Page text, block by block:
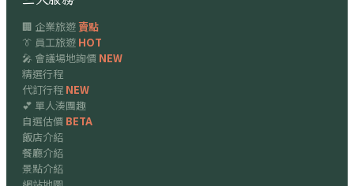
🏢 企業旅遊賣點
👔 員工旅遊 HOT
🎤 會議場地詢價 NEW
精選行程
代訂行程 NEW
💕 單人湊團趣
自選估價 BETA
飯店介紹
餐廳介紹
景點介紹